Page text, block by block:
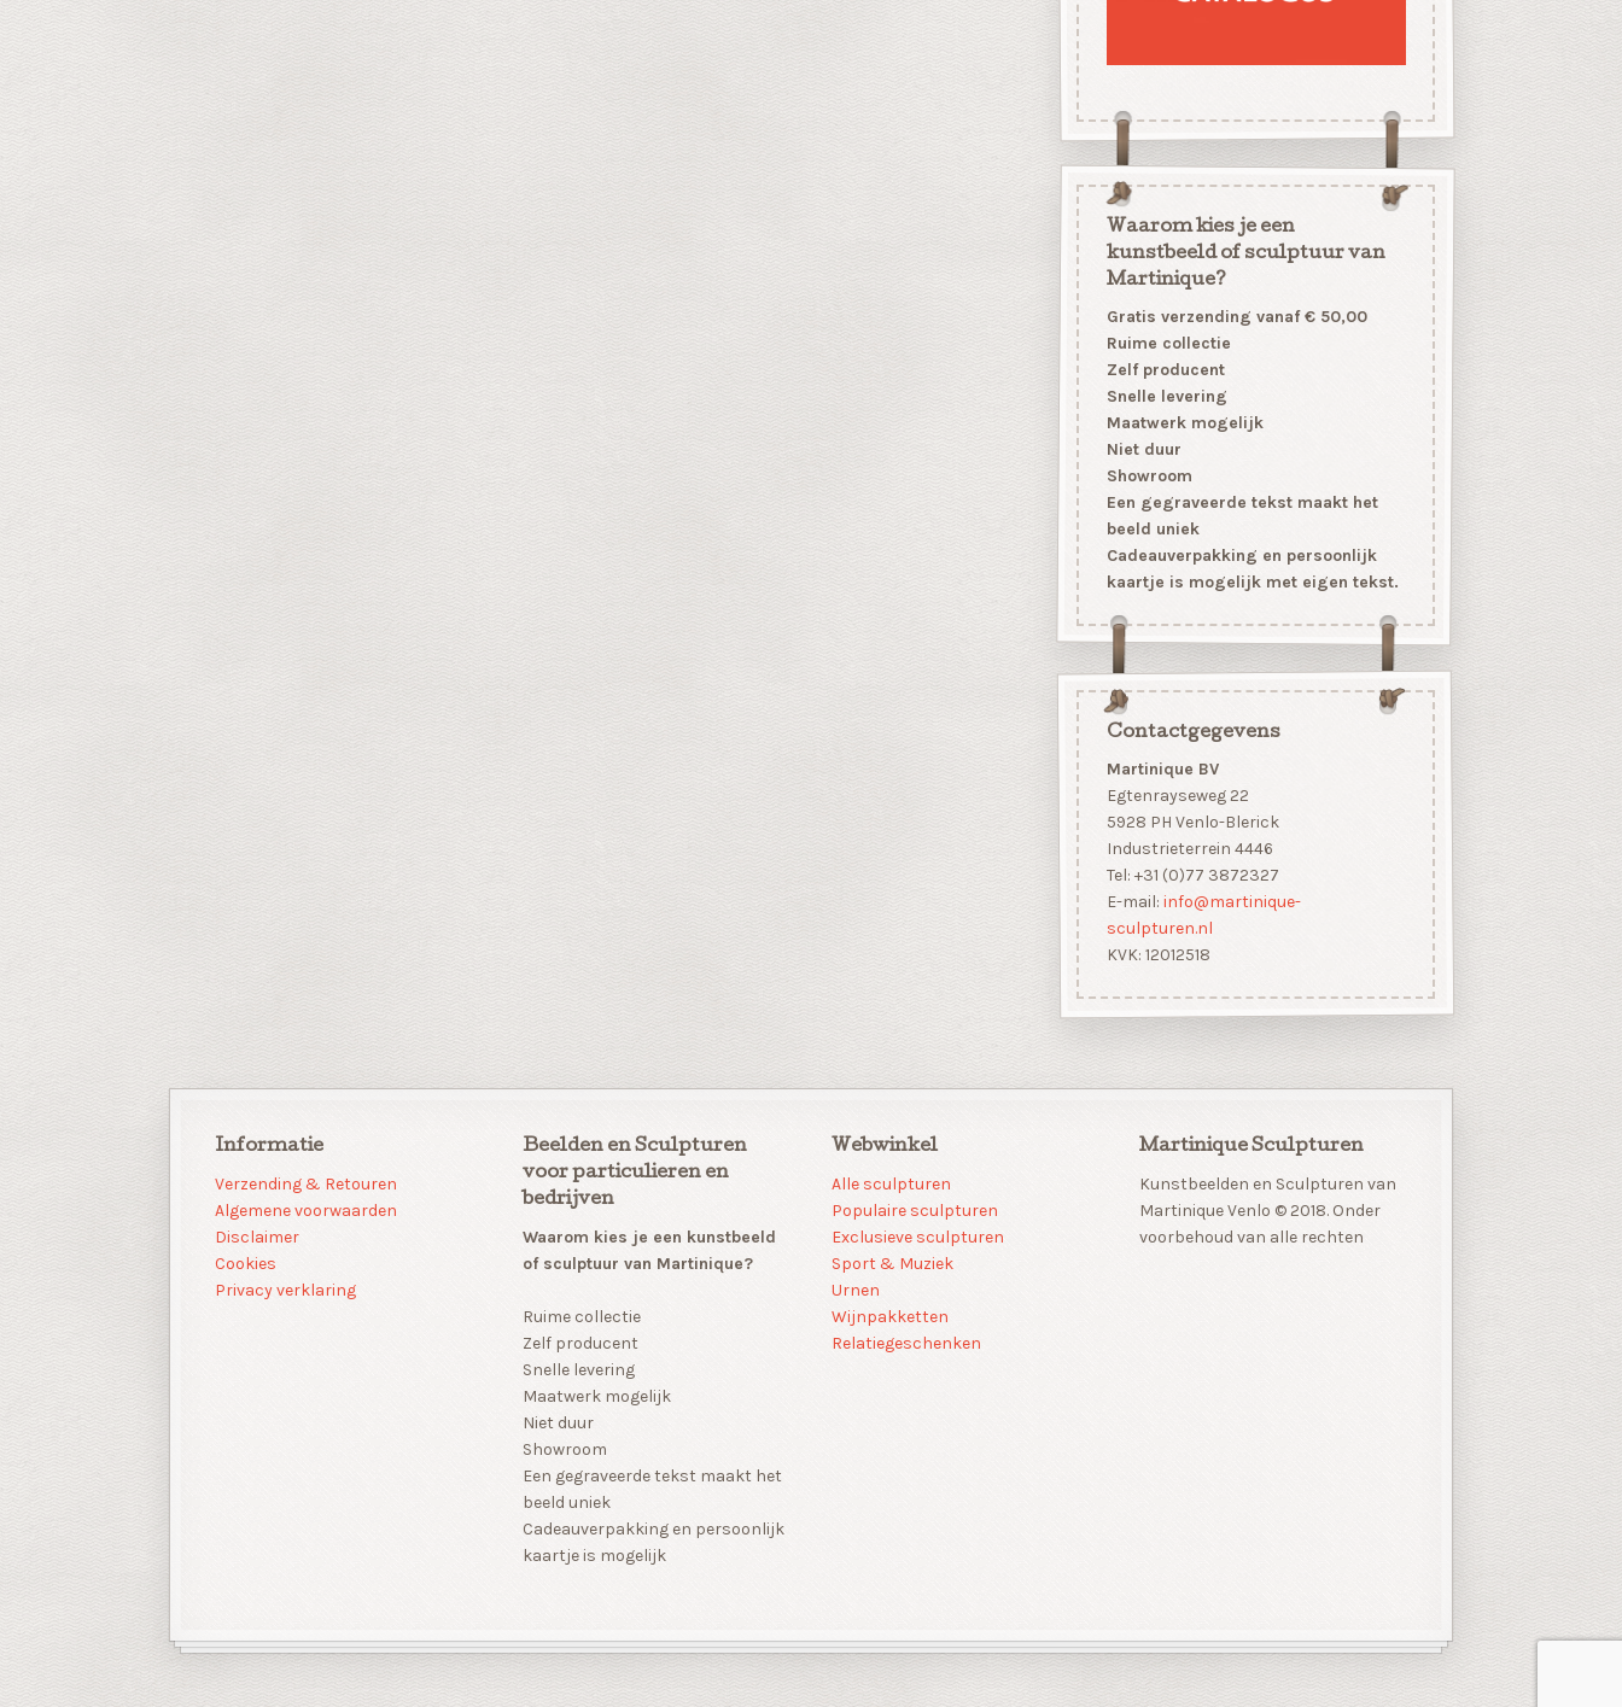
Waarom kies je een
kunstbeeld of sculptuur van
Martinique?
Gratis verzending vanaf € 50,00
Ruime collectie
Zelf producent
Snelle levering
Maatwerk mogelijk
Niet duur
Showroom
Een gegraveerde tekst maakt het
beeld uniek
Cadeauverpakking en persoonlijk
kaartje is mogelijk met eigen tekst.
Contactgegevens
Martinique BV
Egtenrayseweg 22
5928 PH Venlo-Blerick
Industrieterrein 4446
Tel: +31 (0)77 3872327
E-mail: info@martinique-
sculpturen.nl
KVK: 12012518
Informatie
Verzending & Retouren
Algemene voorwaarden
Disclaimer
Cookies
Privacy verklaring
Beelden en Sculpturen
voor particulieren en
bedrijven
Waarom kies je een kunstbeeld
of sculptuur van Martinique?
Ruime collectie
Zelf producent
Snelle levering
Maatwerk mogelijk
Niet duur
Showroom
Een gegraveerde tekst maakt het
beeld uniek
Cadeauverpakking en persoonlijk
kaartje is mogelijk
Webwinkel
Alle sculpturen
Populaire sculpturen
Exclusieve sculpturen
Sport & Muziek
Urnen
Wijnpakketten
Relatiegeschenken
Martinique Sculpturen
Kunstbeelden en Sculpturen van
Martinique Venlo © 2018. Onder
voorbehoud van alle rechten